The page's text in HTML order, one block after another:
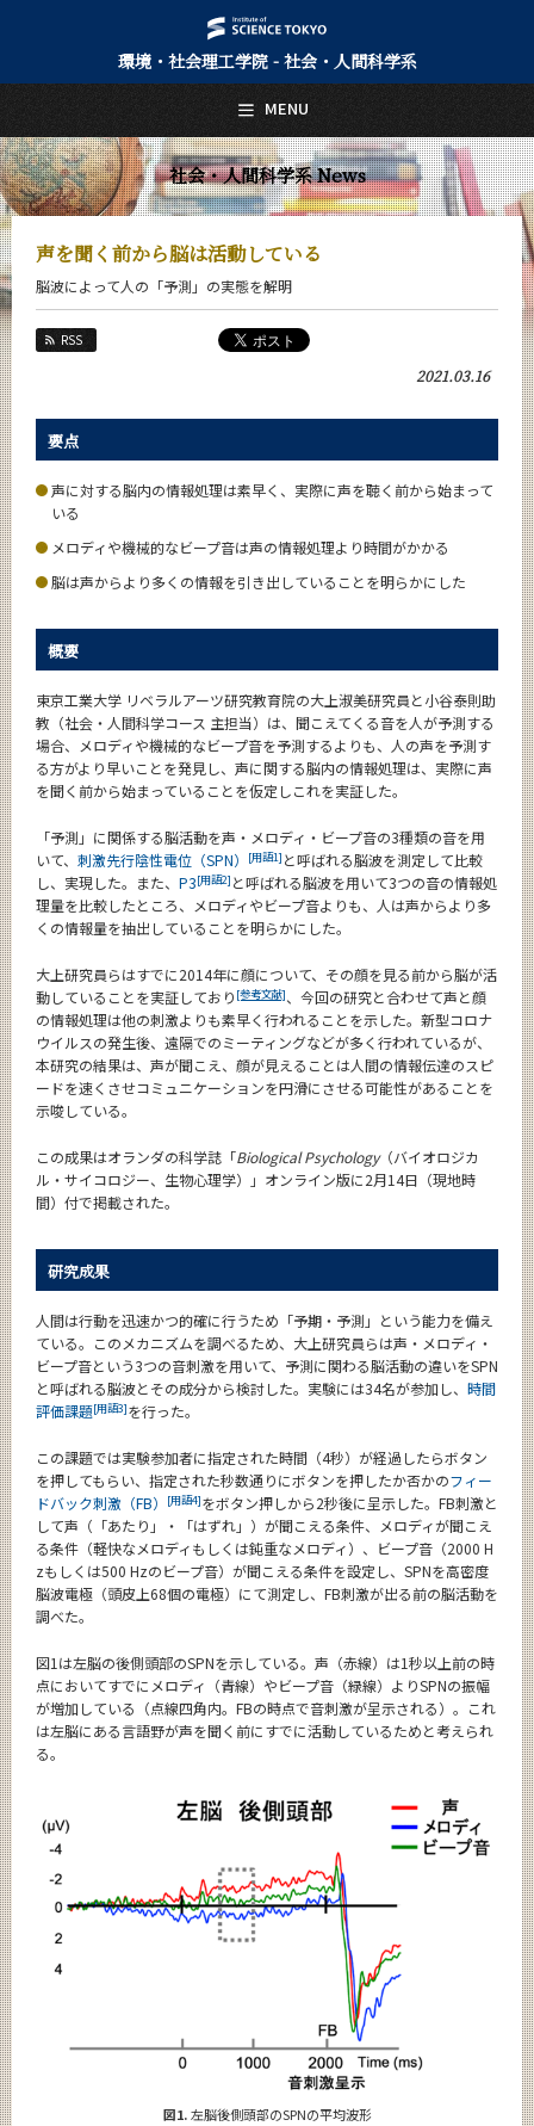
環境・社会理工学院 - 社会・人間科学系
社会・人間科学系 News
声を聞く前から脳は活動している
脳波によって人の「予測」の実態を解明
RSS
2021.03.16
要点
声に対する脳内の情報処理は素早く、実際に声を聴く前から始まって
いる
メロディや機械的なビープ音は声の情報処理より時間がかかる
脳は声からより多くの情報を引き出していることを明らかにした
概要
東京工業大学 リベラルアーツ研究教育院の大上淑美研究員と小谷泰則助
教（社会・人間科学コース 主担当）は、聞こえてくる音を人が予測する
場合、メロディや機械的なビープ音を予測するよりも、人の声を予測す
る方がより早いことを発見し、声に関する脳内の情報処理は、実際に声
を聞く前から始まっていることを仮定しこれを実証した。
「予測」に関係する脳活動を声・メロディ・ビープ音の3種類の音を用
いて、 刺激先行陰性電位（SPN） [用語1] と呼ばれる脳波を測定して比較
し、実現した。また、 P3[用語2] と呼ばれる脳波を用いて3つの音の情報処
理量を比較したところ、メロディやビープ音よりも、人は声からより多
くの情報量を抽出していることを明らかにした。
大上研究員らはすでに2014年に顔について、その顔を見る前から脳が活
動していることを実証しており [参考文献]、今回の研究と合わせて声と顔
の情報処理は他の刺激よりも素早く行われることを示した。新型コロナ
ウイルスの発生後、遠隔でのミーティングなどが多く行われているが、
本研究の結果は、声が聞こえ、顔が見えることは人間の情報伝達のスピ
ードを速くさせコミュニケーションを円滑にさせる可能性があることを
示唆している。
この成果はオランダの科学誌「Biological Psychology（バイオロジカ
ル・サイコロジー、生物心理学）」オンライン版に2月14日（現地時
間）付で掲載された。
研究成果
人間は行動を迅速かつ的確に行うため「予期・予測」という能力を備え
ている。このメカニズムを調べるため、大上研究員らは声・メロディ・
ビープ音という3つの音刺激を用いて、予測に関わる脳活動の違いをSPN
と呼ばれる脳波とその成分から検討した。実験には34名が参加し、 時間
評価課題[用語3]を行った。
この課題では実験参加者に指定された時間（4秒）が経過したらボタン
を押してもらい、指定された秒数通りにボタンを押したか否かのフィー
ドバック刺激（FB）
[用語4]をボタン押しから2秒後に呈示した。FB刺激と
して声（「あたり」・「はずれ」）が聞こえる条件、メロディが聞こえ
る条件（軽快なメロディもしくは鈍重なメロディ）、ビープ音（2000 H
zもしくは500 Hzのビープ音）が聞こえる条件を設定し、SPNを高密度
脳波電極（頭皮上68個の電極）にて測定し、FB刺激が出る前の脳活動を
調べた。
図1は左脳の後側頭部のSPNを示している。声（赤線）は1秒以上前の時
点においてすでにメロディ（青線）やビープ音（緑線）よりSPNの振幅
が増加している（点線四角内。FBの時点で音刺激が呈示される）。これ
は左脳にある言語野が声を聞く前にすでに活動しているためと考えられ
る。
図1.左脳後側頭部のSPNの平均波形
MENU
日本語 English
トップページ
Top Page
社会・人間科学系について
About Us
Education
教員・研究室
Faculty and Laboratories
Future
入学案内
Admissions
News
News 一覧
カテゴリ別
月別
イベントカレンダー
Event Calendar
サイト構成
CLOSE